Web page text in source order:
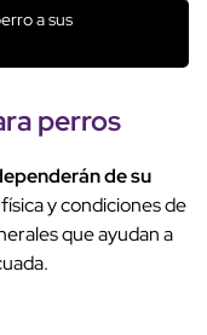
a sus
perros
de su
y condiciones de
que ayudan a